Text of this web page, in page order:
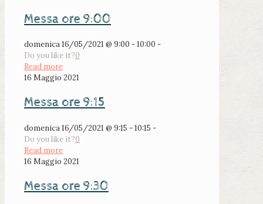
Messa ore 9:00
domenica 16/05/2021 @ 9:00 - 10:00 -
Do you like it?0
Read more
16 Maggio 2021
Messa ore 9:15
domenica 16/05/2021 @ 9:15 - 10:15 -
Do you like it?0
Read more
16 Maggio 2021
Messa ore 9:30